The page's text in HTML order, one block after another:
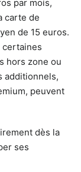
par mois,
carte de
de 15 euros.
certaines
hors zone ou
additionnels,
peuvent
dès la
ses